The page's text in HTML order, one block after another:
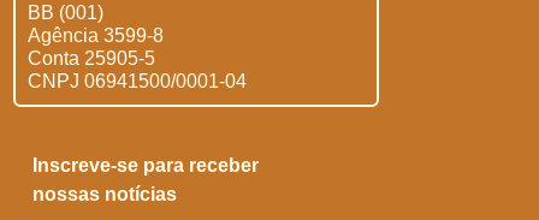
BB (001)
Agência 3599-8
Conta 25905-5
CNPJ 06941500/0001-04
Inscreve-se para receber
nossas notícias